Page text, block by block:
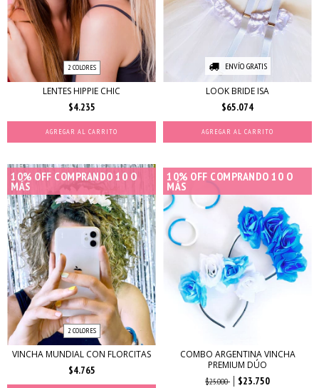
2 COLORES
LENTES HIPPIE CHIC
$4.235
AGREGAR AL CARRITO
ENVÍO GRATIS
LOOK BRIDE ISA
$65.074
10% OFF COMPRANDO 10 O
MÁS
2 COLORES
VINCHA MUNDIAL CON FLORCITAS
$4.765
10% OFF COMPRANDO 10 O
MÁS
COMBO ARGENTINA VINCHA
PREMIUM DÚO
$25.000 $23.750